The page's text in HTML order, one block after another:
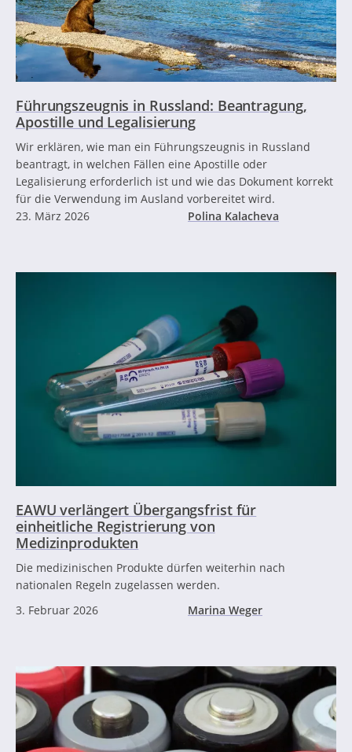
Führungszeugnis in Russland: Beantragung,
Apostille und Legalisierung
Wir erklären, wie man ein Führungszeugnis in Russland
beantragt, in welchen Fällen eine Apostille oder
Legalisierung erforderlich ist und wie das Dokument korrekt
für die Verwendung im Ausland vorbereitet wird.
23. März 2026
Polina Kalacheva
EAWU verlängert Übergangsfrist für
einheitliche Registrierung von
Medizinprodukten
Die medizinischen Produkte dürfen weiterhin nach
nationalen Regeln zugelassen werden.
3. Februar 2026
Marina Weger